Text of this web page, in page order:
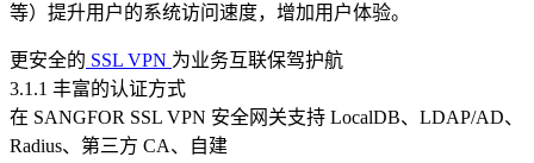
等）提升用户的系统访问速度，增加用户体验。
更安全的 SSL VPN 为业务互联保驾护航
3.1.1 丰富的认证方式
在 SANGFOR SSL VPN 安全网关支持 LocalDB、LDAP/AD、
Radius、第三方 CA、自建